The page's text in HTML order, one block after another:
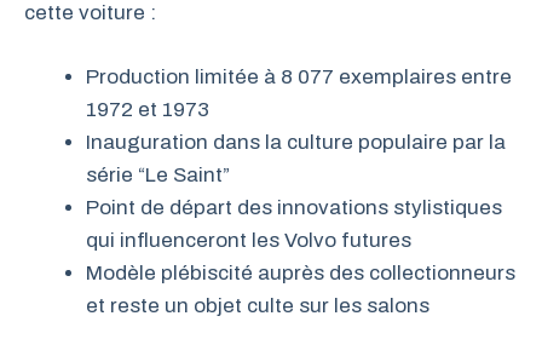
cette voiture :
Production limitée à 8 077 exemplaires entre
1972 et 1973
Inauguration dans la culture populaire par la
série “Le Saint”
Point de départ des innovations stylistiques
qui influenceront les Volvo futures
Modèle plébiscité auprès des collectionneurs
et reste un objet culte sur les salons